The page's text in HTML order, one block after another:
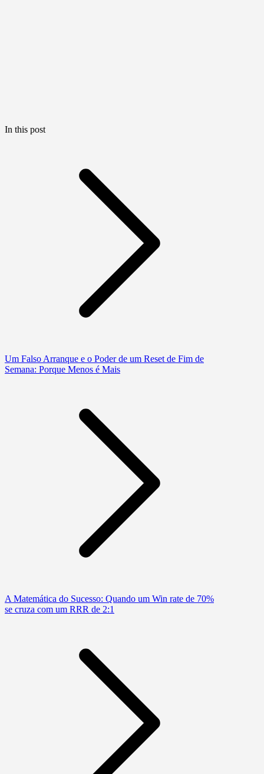
In this post
Um Falso Arranque e o Poder de um Reset de Fim de
Semana: Porque Menos é Mais
A Matemática do Sucesso: Quando um Win rate de 70%
se cruza com um RRR de 2:1